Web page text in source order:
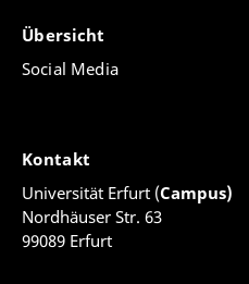
Übersicht
Social Media
Kontakt
Universität Erfurt (Campus)
Nordhäuser Str. 63
99089 Erfurt